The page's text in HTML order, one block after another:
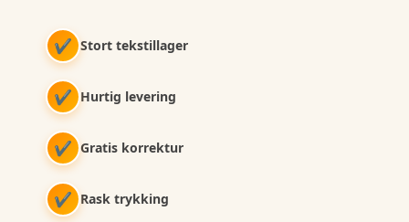
✔ Stort tekstillager
✔ Hurtig levering
✔ Gratis korrektur
✔ Rask trykking